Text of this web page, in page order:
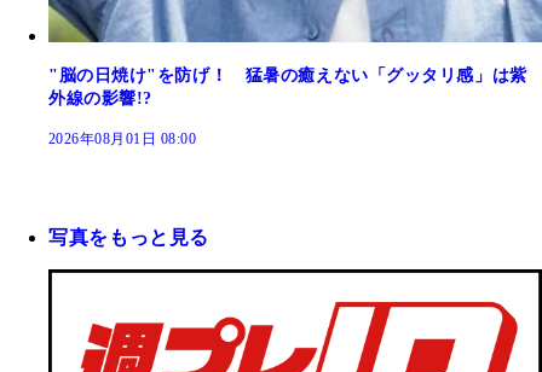
"脳の日焼け"を防げ！ 猛暑の癒えない「グッタリ感」は紫
外線の影響!?
2026年08月01日 08:00
写真をもっと見る